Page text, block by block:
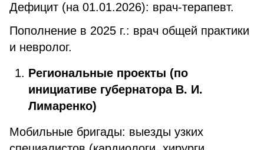
Дефицит (на 01.01.2026): врач-терапевт.
Пополнение в 2025 г.: врач общей практики
и невролог.
Региональные проекты (по
инициативе губернатора В. И.
Лимаренко)
Мобильные бригады: выезды узких